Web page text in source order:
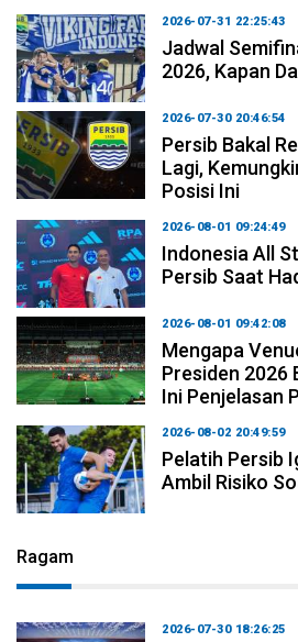
2026-07-31 22:25:43
Jadwal
2026, Kapan
2026-07-30 20:46:54
Persib Bakal
Lagi,
Posisi Ini
2026-08-01 09:24:49
Indonesia All
Persib Saat
2026-08-01 09:42:08
Mengapa
Presiden 2026
Ini Penjelasan
2026-08-02 20:49:59
Pelatih Persib
Ambil Risiko
Ragam
2026-07-30 18:26:25